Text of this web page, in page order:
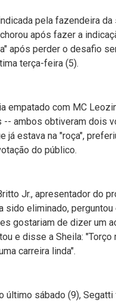
pela fazendeira da
após fazer a
após perder o desafio
terça-feira (5).
empatado com MC
-- ambos obtiveram dois
já estava na "roça",
do público.
Jr., apresentador do
sido eliminado, perguntou
gostariam de dizer um
e disse a Sheila: "Torço
carreira linda".
último sábado (9),